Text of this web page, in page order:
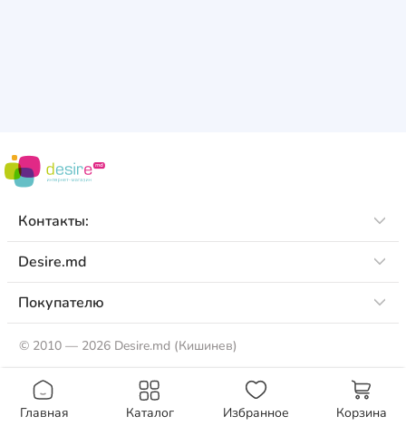
Главная Каталог Избранное Корзина
Контакты:
Desire.md
Покупателю
© 2010 — 2026 Desire.md (Кишинев)